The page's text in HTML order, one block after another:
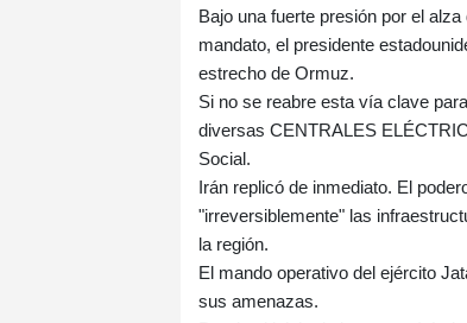
Bajo una fuerte presión por el
mandato, el presidente
estrecho de Ormuz.
Si no se reabre esta vía clave
diversas CENTRALES
Social.
Irán replicó de inmediato. El
"irreversiblemente" las
la región.
El mando operativo del ejército
sus amenazas.